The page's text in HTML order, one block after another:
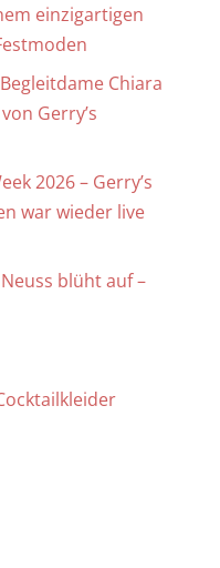
einzigartigen
Chiara
Gerry’s
2026 – Gerry’s
war wieder live
blüht auf –